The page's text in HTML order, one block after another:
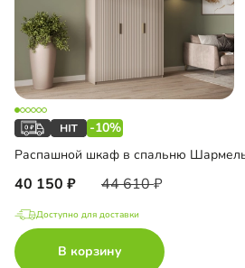
-10%
Распашной шкаф в спальню
40 150 44 610
Доступно для доставки
В корзину